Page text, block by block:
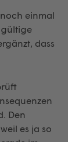
einmal
dass
Den
es ja so